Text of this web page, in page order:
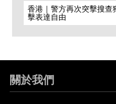
香港｜警方再次突擊搜查
擊表達自由
關於我們